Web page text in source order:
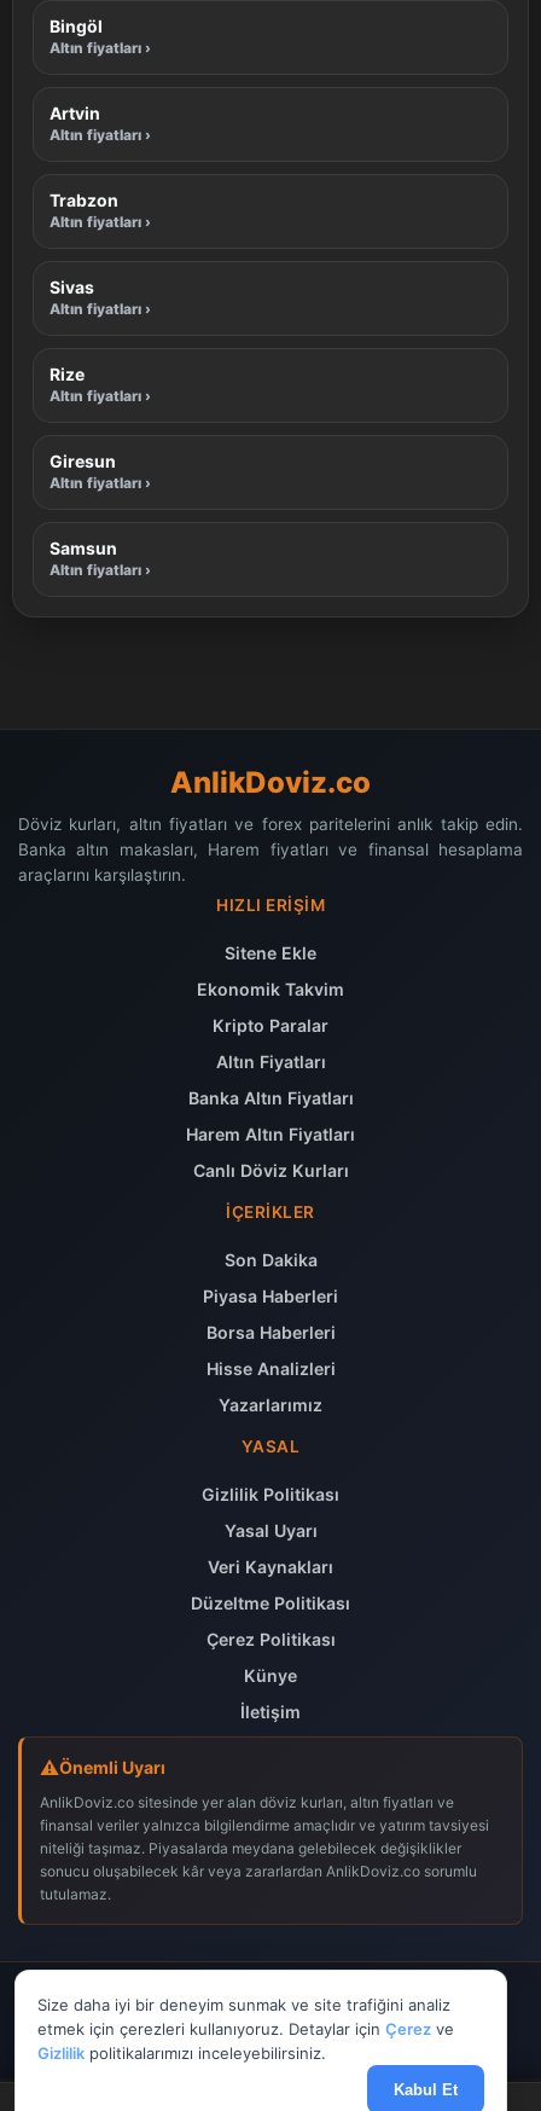
Bingöl
Altın fiyatları ›
Artvin
Altın fiyatları ›
Trabzon
Altın fiyatları ›
Sivas
Altın fiyatları ›
Rize
Altın fiyatları ›
Giresun
Altın fiyatları ›
Samsun
Altın fiyatları ›
AnlikDoviz.co
Döviz kurları, altın fiyatları ve forex paritelerini anlık takip edin.
Banka altın makasları, Harem fiyatları ve finansal hesaplama
araçlarını karşılaştırın.
HIZLI ERIŞIM
Sitene Ekle
Ekonomik Takvim
Kripto Paralar
Altın Fiyatları
Banka Altın Fiyatları
Harem Altın Fiyatları
Canlı Döviz Kurları
İÇERIKLER
Son Dakika
Piyasa Haberleri
Borsa Haberleri
Hisse Analizleri
Yazarlarımız
YASAL
Gizlilik Politikası
Yasal Uyarı
Veri Kaynakları
Düzeltme Politikası
Çerez Politikası
Künye
İletişim
Önemli Uyarı
AnlikDoviz.co sitesinde yer alan döviz kurları, altın fiyatları ve
finansal veriler yalnızca bilgilendirme amaçlıdır ve yatırım tavsiyesi
niteliği taşımaz. Piyasalarda meydana gelebilecek değişiklikler
sonucu oluşabilecek kâr veya zararlardan AnlikDoviz.co sorumlu
tutulamaz.
© 2026 AnlikDoviz.co – Tüm hakları saklıdır.
𝕏 f ▶
Size daha iyi bir deneyim sunmak ve site trafiğini analiz
etmek için çerezleri kullanıyoruz. Detaylar için Çerez ve
Gizlilik politikalarımızı inceleyebilirsiniz.
Kabul Et